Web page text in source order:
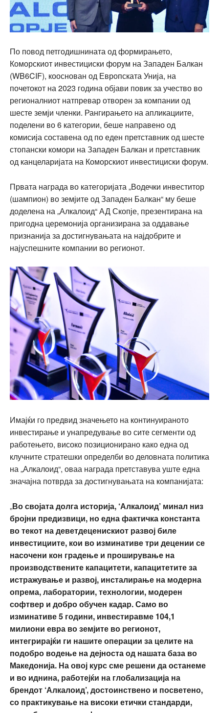
По повод петгодишнината од формирањето,
Коморскиот инвестициски форум на Западен Балкан
(WB6CIF), кооснован од Европската Унија, на
почетокот на 2023 година објави повик за учество во
регионалниот натпревар отворен за компании од
шесте земји членки. Рангирањето на апликациите,
поделени во 6 категории, беше направено од
комисија составена од по еден претставник од шесте
стопански комори на Западен Балкан и претставник
од канцеларијата на Коморскиот инвестициски форум.
Првата награда во категоријата „Водечки инвеститор
(шампион) во земјите од Западен Балкан“ му беше
доделена на „Алкалоид“ АД Скопје, презентирана на
пригодна церемонија организирана за оддавање
признанија за достигнувањата на најдобрите и
најуспешните компании во регионот.
Имајќи го предвид значењето на континуираното
инвестирање и унапредување во сите сегменти од
работењето, високо позиционирано како една од
клучните стратешки определби во деловната политика
на „Алкалоид“, оваа награда претставува уште една
значајна потврда за достигнувањата на компанијата:
„Во својата долга историја, ‘Алкалоид’ минал низ
бројни предизвици, но една фактичка константа
во текот на деветдеценискиот развој биле
инвестициите, кои во изминативе три децении се
насочени кон градење и проширување на
производствените капацитети, капацитетите за
истражување и развој, инсталирање на модерна
опрема, лаборатории, технологии, модерен
софтвер и добро обучен кадар. Само во
изминативе 5 години, инвестиравме 104,1
милиони евра во земјите во регионот,
интегрирајќи ги нашите операции за целите на
подобро водење на дејноста од нашата база во
Македонија. На овој курс сме решени да останеме
и во иднина, работејќи на глобализација на
брендот ‘Алкалоид’, достоинствено и посветено,
со практикување на високи етички стандарди,